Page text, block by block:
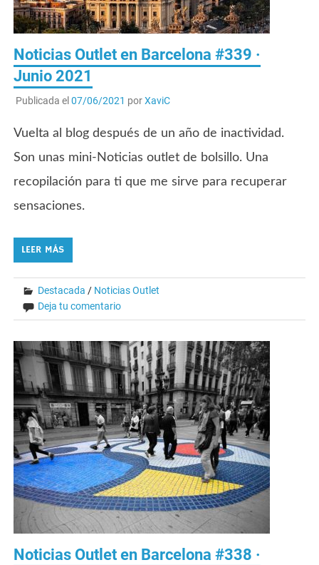
Noticias Outlet en Barcelona #339 ·
Junio 2021
Publicada el 07/06/2021 porXaviC
Vuelta al blog después de un año de inactividad.
Son unas mini-Noticias outlet de bolsillo. Una
recopilación para ti que me sirve para recuperar
sensaciones.
LEER MÁS
Destacada / Noticias Outlet
Deja tu comentario
Noticias Outlet en Barcelona #338 ·